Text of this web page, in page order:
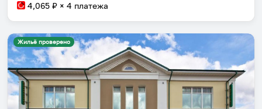
4,065 ₽ × 4 платежа
Жильё проверено